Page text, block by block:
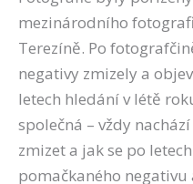
mezinárodního
Terezíně. Po
negativy zmizely a
letech hledání v létě
společná – vždy
zmizet a jak se po
pomačkaného negativu